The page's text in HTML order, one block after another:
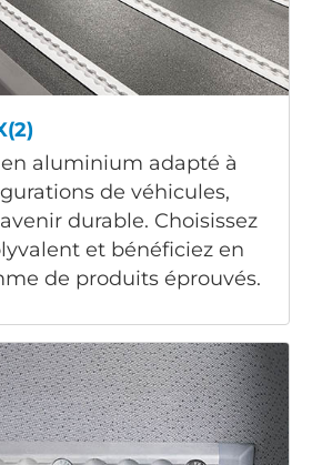
aluminium adapté à
de véhicules,
durable. Choisissez
et bénéficiez en
de produits éprouvés.